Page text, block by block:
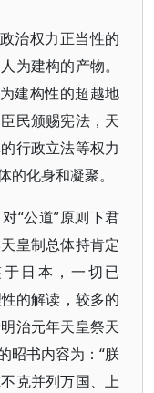
治权力正当性的
为建构的产物。
建构性的超越地
民颁赐宪法，天
行政立法等权力
化身和凝聚。
“公道”原则下君
皇制总体持肯定
日本，一切已
的解读，较多的
治元年天皇祭天
昭书内容为：“朕
克并列万国、上